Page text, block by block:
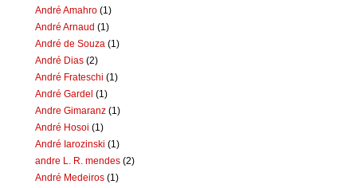
André Amahro (1)
André Arnaud (1)
André de Souza (1)
André Dias (2)
André Frateschi (1)
André Gardel (1)
Andre Gimaranz (1)
André Hosoi (1)
André Iarozinski (1)
andre L. R. mendes (2)
André Medeiros (1)